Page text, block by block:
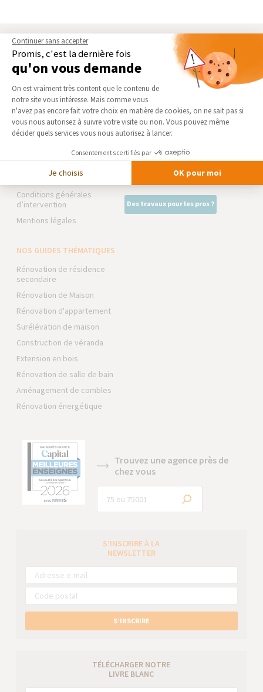
AGENCES DE TOULOUSE (8
PLACE OLIVIER & 87 AV. JEAN
RIEUX)
Qui sommes-nous
Actualités
Notre charte qualité
Partenaires
Foire aux Questions
Conditions générales
d’intervention
Mentions légales
NOS DOMAINES
D’INTERVENTION
EXTENSION
RÉNOVATION INTÉRIEURE
TRAVAUX EXTÉRIEURS
NOS PARTENAIRES
La Maison des Architectes
Expert Bricolage
Intégrer notre réseau
Des travaux pour les pros ?
NOS GUIDES THÉMATIQUES
Rénovation de résidence
secondaire
Rénovation de Maison
Rénovation d'appartement
Surélévation de maison
Construction de véranda
Extension en bois
Rénovation de salle de bain
Aménagement de combles
Rénovation énergétique
Trouvez une agence près de
chez vous
S’INSCRIRE À LA
NEWSLETTER
S’INSCRIRE
TÉLÉCHARGER NOTRE
LIVRE BLANC
Continuer sans accepter
Promis, c'est la dernière fois
qu'on vous demande
Plateforme de Gestion du
On est vraiment très content que le contenu de
notre site vous intéresse. Mais comme vous
n'avez pas encore fait votre choix en matière de cookies, on ne sait pas si
vous nous autorisez à suivre votre visite ou non. Vous pouvez même
décider quels services vous nous autorisez à lancer.
Consentements certifiés par
Je choisis OK pour moi
Axeptio consent